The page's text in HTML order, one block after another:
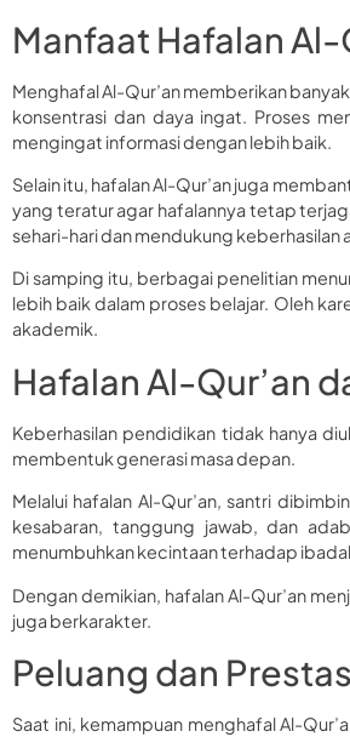
Manfaat Hafalan Al-
Menghafal Al-Qur’an memberikan
konsentrasi dan daya ingat. Proses
mengingat informasi dengan lebih baik.
Selain itu, hafalan Al-Qur’an juga
yang teratur agar hafalannya tetap
sehari-hari dan mendukung keberhasilan
Di samping itu, berbagai penelitian
lebih baik dalam proses belajar. Oleh
akademik.
Hafalan Al-Qur’an
Keberhasilan pendidikan tidak hanya
membentuk generasi masa depan.
Melalui hafalan Al-Qur’an, santri
kesabaran, tanggung jawab, dan
menumbuhkan kecintaan terhadap
Dengan demikian, hafalan Al-Qur’an
juga berkarakter.
Peluang dan
Saat ini, kemampuan menghafal Al-